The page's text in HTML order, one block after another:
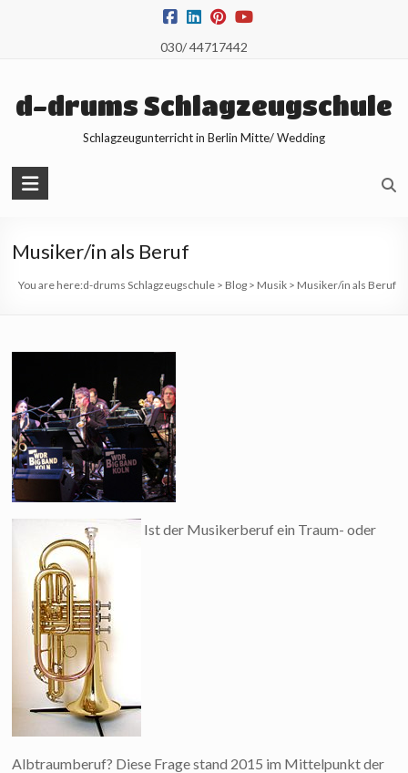
030/ 44717442
d-drums Schlagzeugschule
Schlagzeugunterricht in Berlin Mitte/ Wedding
Musiker/in als Beruf
You are here:d-drums Schlagzeugschule> Blog> Musik> Musiker/in als Beruf
Ist der Musikerberuf ein Traum- oder
Albtraumberuf? Diese Frage stand 2015 im Mittelpunkt der